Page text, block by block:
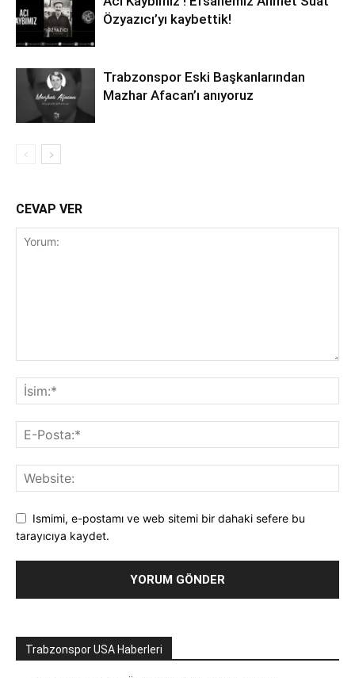
Özyazıcı’yı kaybettik!
Trabzonspor Eski Başkanlarından
Mazhar Afacan’ı anıyoruz
CEVAP VER
Ismimi, e-postamı ve web sitemi bir dahaki sefere bu
tarayıcıya kaydet.
Trabzonspor USA Haberleri